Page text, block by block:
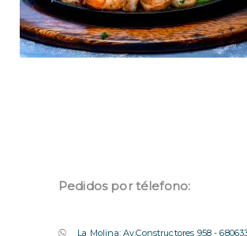
Pedidos por télefono:
La Molina: Av.Constructores 958 -